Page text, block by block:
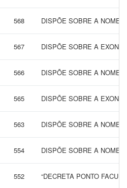
568 DISPÕE SOBRE A
567 DISPÕE SOBRE A
566 DISPÕE SOBRE A
565 DISPÕE SOBRE A
563 DISPÕE SOBRE A
554 DISPÕE SOBRE A
552 “DECRETA PONTO